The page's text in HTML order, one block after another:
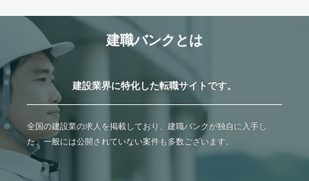
建職バンクとは
建設業界に特化した転職サイトです。
全国の建設業の求人を掲載しており、建職バンクが独自に入手し
た、一般には公開されていない案件も多数ございます。